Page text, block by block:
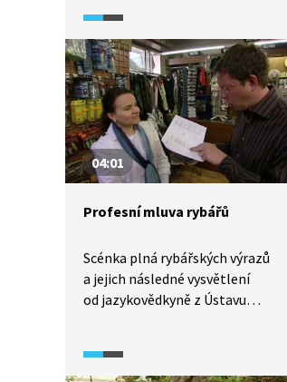
můžeme setkat.
04:01
Profesní mluva rybářů
Scénka plná rybářských výrazů
a jejich následné vysvětlení
od jazykovědkyně z Ústavu